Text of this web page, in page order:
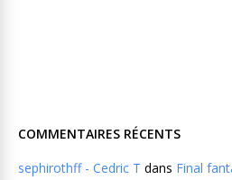
COMMENTAIRES RÉCENTS
sephirothff - Cedric T dans Final